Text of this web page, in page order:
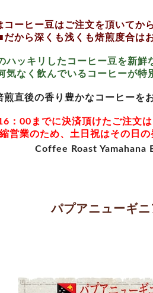
コーヒー豆はご注文を頂いてか
だから深くも浅くも焙煎度合は
ハッキリしたコーヒー豆を新鮮
気なく飲んでいるコーヒーが特
煎直後の香り豊かなコーヒーを
：00までに決済頂けたご注文
営業のため、土日祝はその日の
Coffee Roast Yamahana
パプアニューギニ